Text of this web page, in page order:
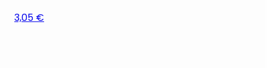
3,05 €